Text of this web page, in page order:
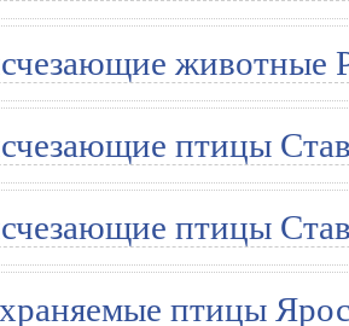
животные
птицы
птицы
птицы